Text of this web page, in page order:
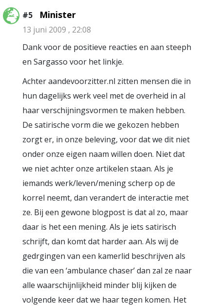
#5 Minister
13 juni 2009 , 22:08
Dank voor de positieve reacties en aan steeph
en Sargasso voor het linkje.
Achter aandevoorzitter.nl zitten mensen die in
hun dagelijks werk veel met de overheid in al
haar verschijningsvormen te maken hebben.
De satirische vorm die we gekozen hebben
zorgt er, in onze beleving, voor dat we dit niet
onder onze eigen naam willen doen. Niet dat
we niet achter onze artikelen staan. Als je
iemands werk/leven/mening scherp op de
korrel neemt, dan verandert de interactie met
ze. Bij een gewone blogpost is dat al zo, maar
daar is het een mening. Als je iets satirisch
schrijft, dan komt dat harder aan. Als wij de
gedrgingen van een kamerlid beschrijven als
die van een ‘ambulance chaser’ dan zal ze naar
alle waarschijnlijkheid minder blij kijken de
volgende keer dat we haar tegen komen. Het